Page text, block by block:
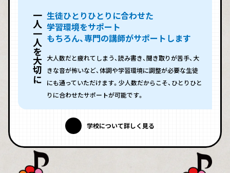
一人一人を大切に 生徒ひとりひとりに合わせた
学習環境をサポート
もちろん、専門の講師がサポートします
大人数だと疲れてしまう、読み書き、聞き取りが苦手、大
きな音が怖いなど、体調や学習環境に調整が必要な生徒
にも通っていただけます。少人数だからこそ、ひとりひと
りに合わせたサポートが可能です。
学校について詳しく見る